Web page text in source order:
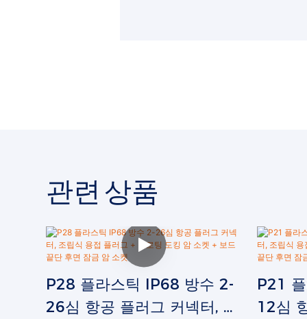
관련 상품
P28 플라스틱 IP68 방수 2-
26심 항공 플러그 커넥터, 조
P21
12심